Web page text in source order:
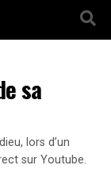
sa
lors d’un
sur Youtube.